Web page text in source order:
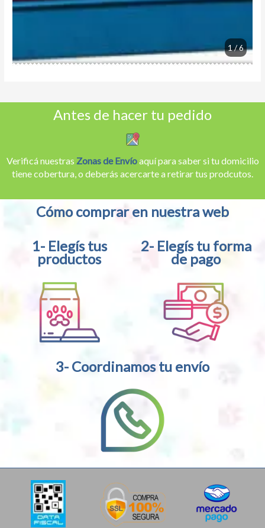
1 / 6
Antes de hacer tu pedido
Verificá nuestras Zonas de Envíoaquí para saber si tu domicilio
tiene cobertura, o deberás acercarte a retirar tus prodcutos.
Cómo comprar en nuestra web
1- Elegís tus
productos
2- Elegís tu forma
de pago
3- Coordinamos tu envío